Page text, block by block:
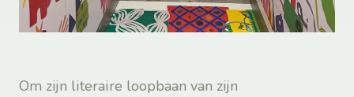
Om zijn literaire loopbaan van zijn